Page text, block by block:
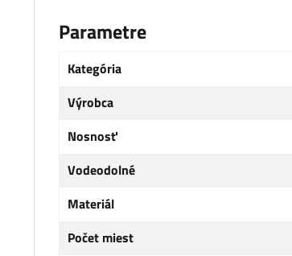
Parametre
Kategória
Výrobca
Nosnosť
Vodeodolné
Materiál
Počet miest